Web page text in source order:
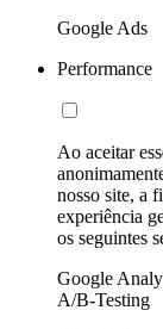
Google Ads
Performance
Ao aceitar
nosso site, a
experiência
os seguintes
Google
A/B-Testing